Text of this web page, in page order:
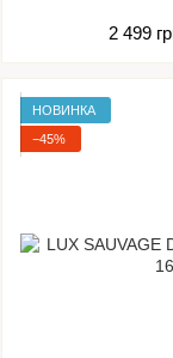
2 499
НОВИНКА
−45%